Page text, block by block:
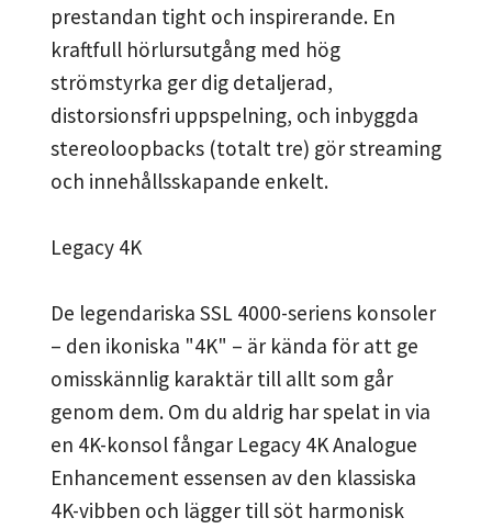
prestandan tight och inspirerande. En
kraftfull hörlursutgång med hög
strömstyrka ger dig detaljerad,
distorsionsfri uppspelning, och inbyggda
stereoloopbacks (totalt tre) gör streaming
och innehållsskapande enkelt.
Legacy 4K
De legendariska SSL 4000-seriens konsoler
– den ikoniska "4K" – är kända för att ge
omisskännlig karaktär till allt som går
genom dem. Om du aldrig har spelat in via
en 4K-konsol fångar Legacy 4K Analogue
Enhancement essensen av den klassiska
4K-vibben och lägger till söt harmonisk